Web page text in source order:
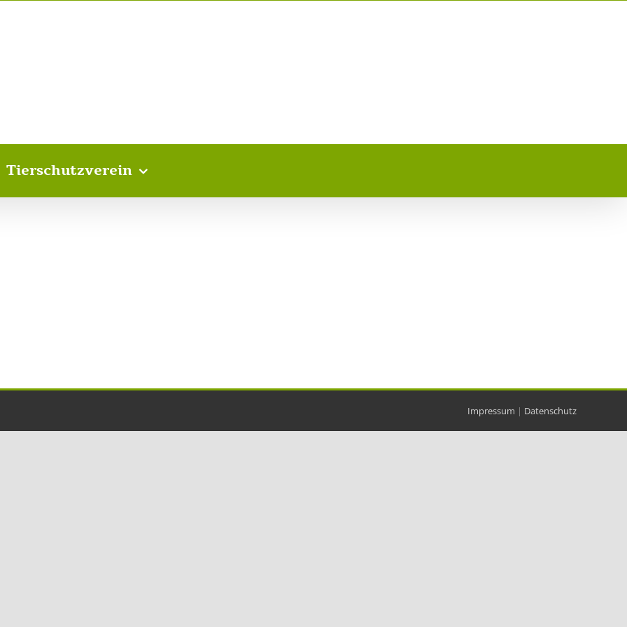
Tierschutzverein
Impressum | Datenschutz